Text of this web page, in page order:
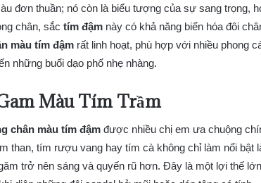
đơn thuần; nó còn là biểu tượng của sự sang trọng,
chân, sắc tím đậm này có khả năng biến hóa đôi
màu tím đậm rất linh hoạt, phù hợp với nhiều phong
những buổi dạo phố nhẹ nhàng.
Màu Tím Trầm
chân màu tím đậm được nhiều chị em ưa chuộng
than, tím rượu vang hay tím cà không chỉ làm nổi bật
trở nên sáng và quyến rũ hơn. Đây là một lợi thế